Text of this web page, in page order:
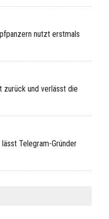
nutzt erstmals
zurück und verlässt die
Telegram-Gründer